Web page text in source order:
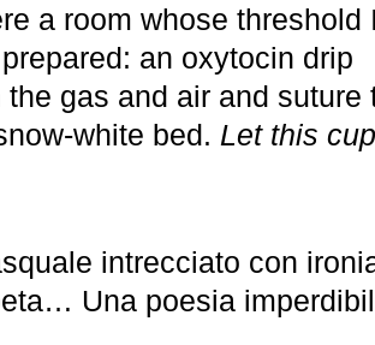
a room whose threshold
an oxytocin drip
gas and air and suture
white bed. Let this
intrecciato con
Una poesia